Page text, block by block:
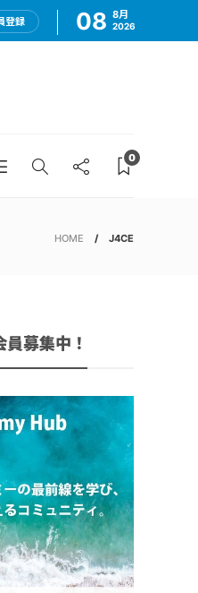
登録 08 8月
2026
0
HOME J4CE
募集中！